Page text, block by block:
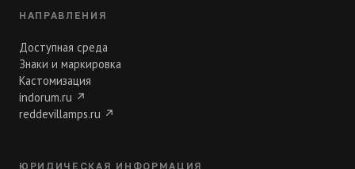
НАПРАВЛЕНИЯ
Доступная среда
Знаки и маркировка
Кастомизация
indorum.ru ↗
reddevillamps.ru ↗
ЮРИДИЧЕСКАЯ ИНФОРМАЦИЯ